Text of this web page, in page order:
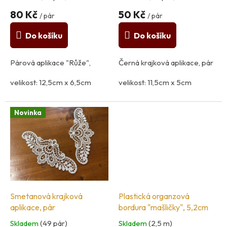
ů
80 Kč / pár
Do košíku
Párová aplikace "Růže",
velikost: 12,5cm x 6,5cm
50% polyester, 50% viskóza
země původu: Itálie
50 Kč / pár
Do košíku
Černá krajková aplikace, pár
velikost: 11,5cm x 5cm
100% polyamid
Novinka
Smetanová krajková
aplikace, pár
Skladem(49 pár)
Plastická organzová
bordura "mašličky", 5,2cm
Skladem(2,5 m)